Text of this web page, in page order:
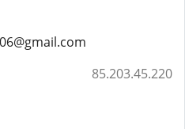
85.203.45.220